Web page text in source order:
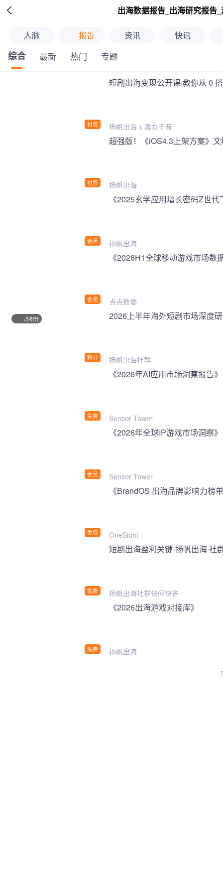
 出海数据报告_出海研究报告
人脉 报告 资讯 快讯
综合 最新 热门 专题
付费
短剧出海变现公开课·教你从 0
扬帆出海 x 趣丸千音
付费 扬帆出海
会员
《2025玄学应用增长密码Z世
扬帆出海
会员
《2026H1全球移动游戏市场数
点点数据
+5积分
积分
2026上半年海外短剧市场深度
扬帆出海社群
免费
《2026年AI应用市场洞察报告》
Sensor Tower
会员
《2026年全球IP游戏市场洞察》
Sensor Tower
免费
《BrandOS 出海品牌影响力榜
OneSight
免费
短剧出海盈利关键-扬帆出海·社
扬帆出海社群快问快答
免费
《2026出海游戏对接库》
扬帆出海